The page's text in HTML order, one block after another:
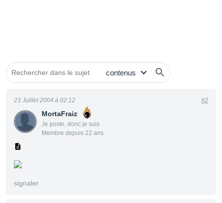
MortaFraiz
Je poste, donc je suis
Membre depuis 22 ans
23 Juillet 2004 à 02:12 #2
signaler